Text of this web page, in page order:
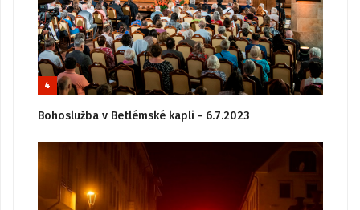
4
Bohoslužba v Betlémské kapli - 6.7.2023